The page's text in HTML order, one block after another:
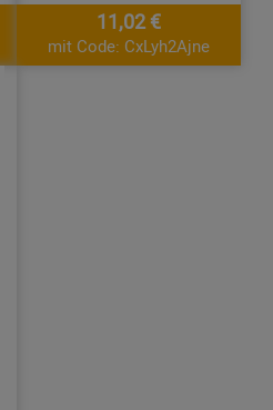
11,02 €
mit Code: CxLyh2Ajne